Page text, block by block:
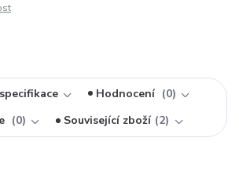
Hodnocení
0
0 Související zboží 2